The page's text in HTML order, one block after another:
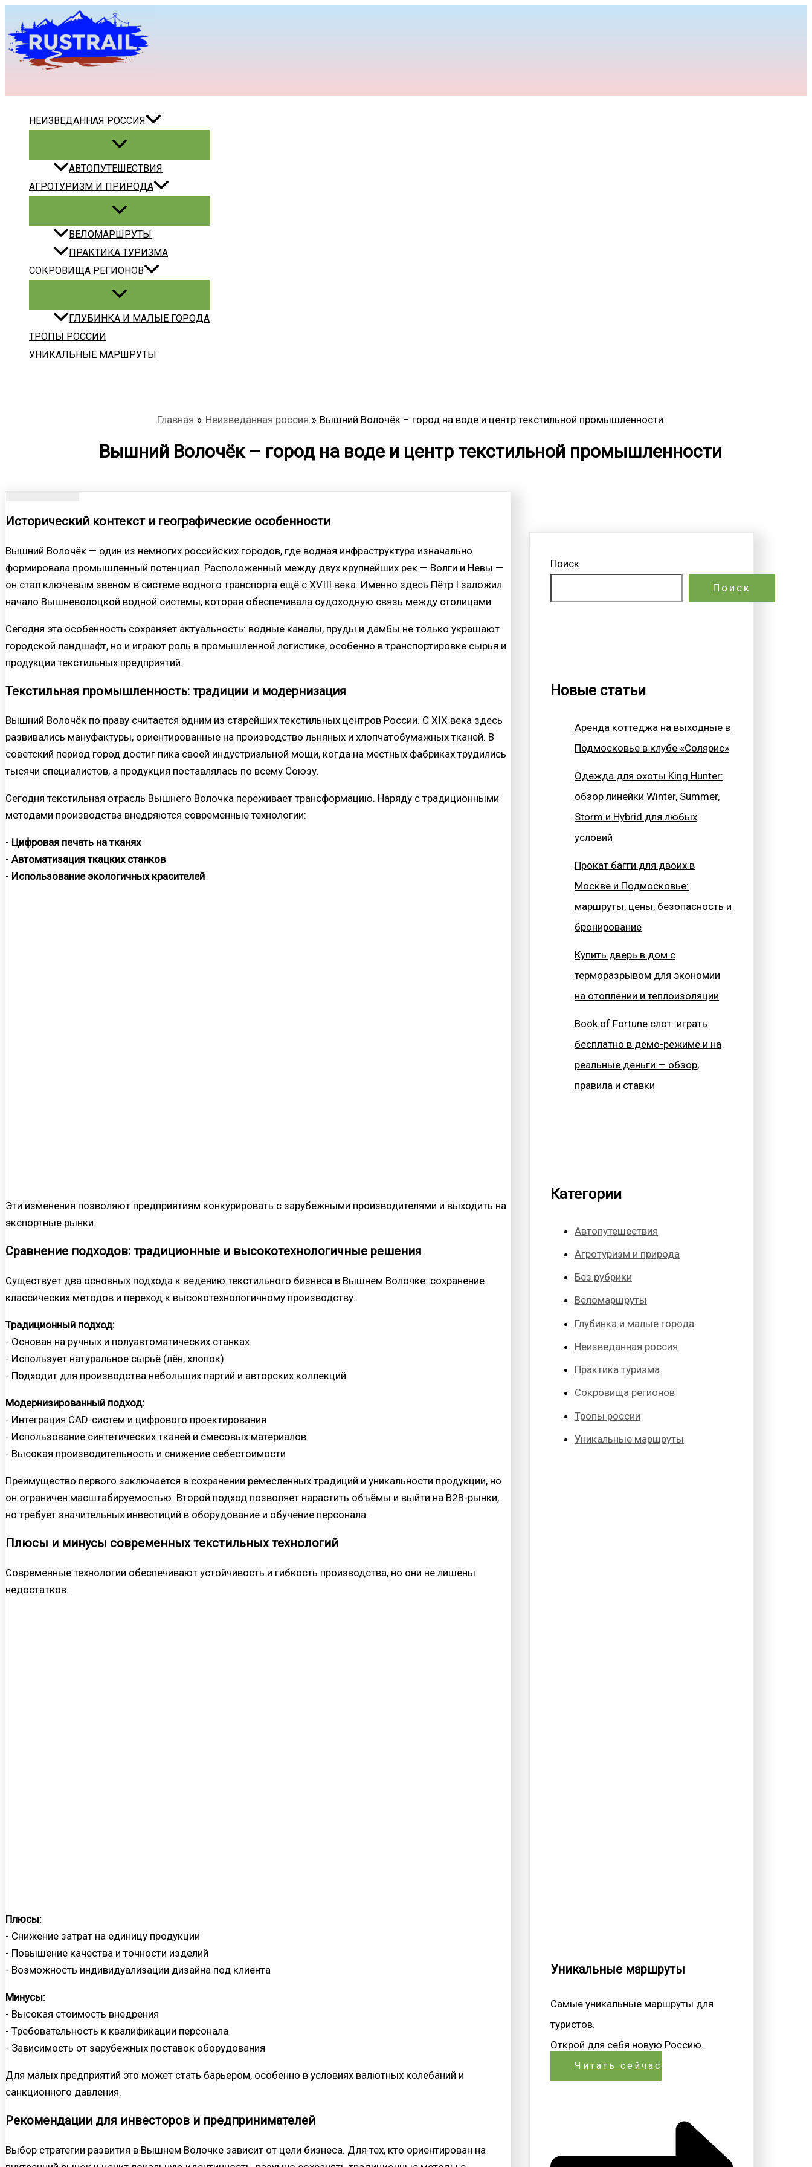
содержимому
НЕИЗВЕДАННАЯ РОССИЯ
АВТОПУТЕШЕСТВИЯ
АГРОТУРИЗМ И ПРИРОДА
ВЕЛОМАРШРУТЫ
ПРАКТИКА ТУРИЗМА
СОКРОВИЩА РЕГИОНОВ
ГЛУБИНКА И МАЛЫЕ ГОРОДА
ТРОПЫ РОССИИ
УНИКАЛЬНЫЕ МАРШРУТЫ
Главная Неизведанная россия Вышний Волочёк – город на воде и центр текстильной промышленности
Вышний Волочёк – город на воде и центр текстильной промышленности
Исторический контекст и географические особенности
Вышний Волочёк — один из немногих российских городов, где водная инфраструктура изначально
формировала промышленный потенциал. Расположенный между двух крупнейших рек — Волги и Невы —
он стал ключевым звеном в системе водного транспорта ещё с XVIII века. Именно здесь Пётр I заложил
начало Вышневолоцкой водной системы, которая обеспечивала судоходную связь между столицами.
Сегодня эта особенность сохраняет актуальность: водные каналы, пруды и дамбы не только украшают
городской ландшафт, но и играют роль в промышленной логистике, особенно в транспортировке сырья и
продукции текстильных предприятий.
Текстильная промышленность: традиции и модернизация
Вышний Волочёк по праву считается одним из старейших текстильных центров России. С XIX века здесь
развивались мануфактуры, ориентированные на производство льняных и хлопчатобумажных тканей. В
советский период город достиг пика своей индустриальной мощи, когда на местных фабриках трудились
тысячи специалистов, а продукция поставлялась по всему Союзу.
Сегодня текстильная отрасль Вышнего Волочка переживает трансформацию. Наряду с традиционными
методами производства внедряются современные технологии:
- Цифровая печать на тканях
- Автоматизация ткацких станков
- Использование экологичных красителей
Эти изменения позволяют предприятиям конкурировать с зарубежными производителями и выходить на
экспортные рынки.
Сравнение подходов: традиционные и высокотехнологичные решения
Существует два основных подхода к ведению текстильного бизнеса в Вышнем Волочке: сохранение
классических методов и переход к высокотехнологичному производству.
Традиционный подход:
- Основан на ручных и полуавтоматических станках
- Использует натуральное сырьё (лён, хлопок)
- Подходит для производства небольших партий и авторских коллекций
Модернизированный подход:
- Интеграция CAD-систем и цифрового проектирования
- Использование синтетических тканей и смесовых материалов
- Высокая производительность и снижение себестоимости
Преимущество первого заключается в сохранении ремесленных традиций и уникальности продукции, но
он ограничен масштабируемостью. Второй подход позволяет нарастить объёмы и выйти на B2B-рынки,
но требует значительных инвестиций в оборудование и обучение персонала.
Плюсы и минусы современных текстильных технологий
Современные технологии обеспечивают устойчивость и гибкость производства, но они не лишены
недостатков:
Плюсы:
- Снижение затрат на единицу продукции
- Повышение качества и точности изделий
- Возможность индивидуализации дизайна под клиента
Минусы:
- Высокая стоимость внедрения
- Требовательность к квалификации персонала
- Зависимость от зарубежных поставок оборудования
Для малых предприятий это может стать барьером, особенно в условиях валютных колебаний и
санкционного давления.
Рекомендации для инвесторов и предпринимателей
Выбор стратегии развития в Вышнем Волочке зависит от цели бизнеса. Для тех, кто ориентирован на
Поиск
Поиск
Новые статьи
Аренда коттеджа на выходные в
Подмосковье в клубе «Солярис»
Одежда для охоты King Hunter:
обзор линейки Winter, Summer,
Storm и Hybrid для любых
условий
Прокат багги для двоих в
Москве и Подмосковье:
маршруты, цены, безопасность и
бронирование
Купить дверь в дом с
терморазрывом для экономии
на отоплении и теплоизоляции
Book of Fortune слот: играть
бесплатно в демо-режиме и на
реальные деньги — обзор,
правила и ставки
Категории
Автопутешествия
Агротуризм и природа
Без рубрики
Веломаршруты
Глубинка и малые города
Неизведанная россия
Практика туризма
Сокровища регионов
Тропы россии
Уникальные маршруты
Уникальные маршруты
Самые уникальные маршруты для
туристов.
Открой для себя новую Россию.
Читать сейчас